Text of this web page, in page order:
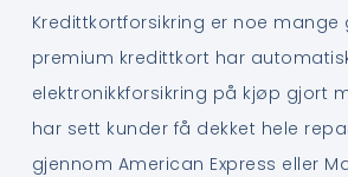
Kredittkortforsikring er noe mange
premium kredittkort har
elektronikkforsikring på kjøp gjort
har sett kunder få dekket hele
gjennom American Express eller